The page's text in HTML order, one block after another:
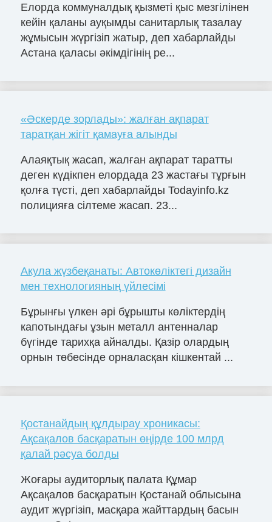
Елорда коммуналдық қызметі қыс мезгілінен
кейін қаланы ауқымды санитарлық тазалау
жұмысын жүргізіп жатыр, деп хабарлайды
Астана қаласы әкімдігінің ре...
«Әскерде зорлады»: жалған ақпарат
таратқан жігіт қамауға алынды
Алаяқтық жасап, жалған ақпарат таратты
деген күдікпен елордада 23 жастағы тұрғын
қолға түсті, деп хабарлайды Todayinfo.kz
полицияға сілтеме жасап. 23...
Акула жүзбеқанаты: Автокөліктегі дизайн
мен технологияның үйлесімі
Бұрынғы үлкен әрі бұрышты көліктердің
капотындағы ұзын металл антенналар
бүгінде тарихқа айналды. Қазір олардың
орнын төбесінде орналасқан кішкентай ...
Қостанайдың құлдырау хроникасы:
Ақсақалов басқаратын өңірде 100 млрд
қалай рәсуа болды
Жоғары аудиторлық палата Құмар
Ақсақалов басқаратын Қостанай облысына
аудит жүргізіп, масқара жайттардың басын